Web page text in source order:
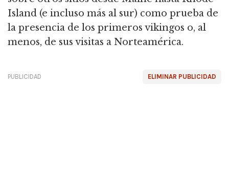
Island (e incluso más al sur) como prueba de
la presencia de los primeros vikingos o, al
menos, de sus visitas a Norteamérica.
ELIMINAR PUBLICIDAD
PUBLICIDAD